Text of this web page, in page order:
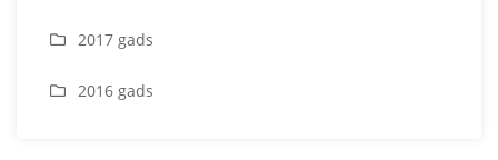
2017 gads
2016 gads